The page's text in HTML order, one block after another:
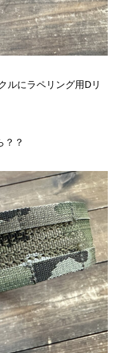
ルにラペリング用Dリ
？？